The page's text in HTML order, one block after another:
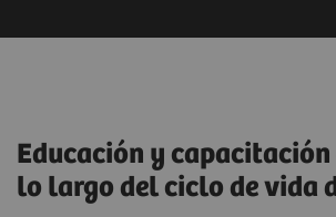
Educación y capacitación
lo largo del ciclo de vida